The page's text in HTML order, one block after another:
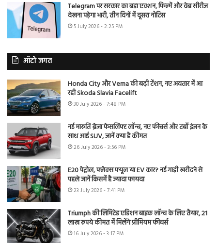
Telegram पर सरकार का बड़ा एक्शन, फिल्में और वेब सीरीज
देखना पड़ेगा भारी, तीन दिनों में दूसरा नोटिस
5 July 2026 - 2:25 PM
ऑटो जगत
Honda City और Verna की बढ़ी टेंशन, नए अवतार में आ
रही Skoda Slavia Facelift
30 July 2026 - 7:48 PM
नई मारुति ब्रेजा फेसलिफ्ट लॉन्च, नए फीचर्स और टर्बो इंजन के
साथ आई SUV, जानें क्या है कीमत
26 July 2026 - 3:56 PM
E20 पेट्रोल, फ्लेक्स फ्यूल या EV कार? नई गाड़ी खरीदने से
पहले जानें किसमें है ज्यादा फायदा
23 July 2026 - 7:41 PM
Triumph की लिमिटेड एडिशन बाइक लॉन्च के लिए तैयार, 21
लाख रुपये कीमत में मिलेंगे प्रीमियम फीचर्स
16 July 2026 - 3:17 PM